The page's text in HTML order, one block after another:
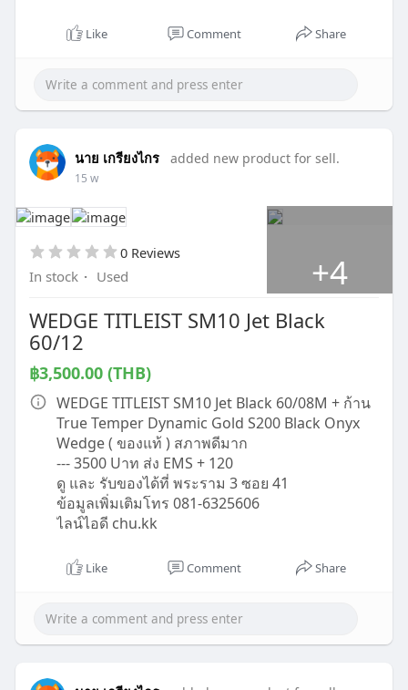
Like Comment Share
นาย เกรียงไกร added new product for sell.
15 w
+4
0 Reviews
In stock · Used
WEDGE TITLEIST SM10 Jet Black
60/12
฿3,500.00 (THB)
WEDGE TITLEIST SM10 Jet Black 60/08M + ก้าน
True Temper Dynamic Gold S200 Black Onyx
Wedge ( ของแท้ ) สภาพดีมาก
--- 3500 Uาท ส่ง EMS + 120
ดู และ รับของได้ที่ พระราม 3 ซอย 41
ข้อมูลเพิ่มเติมโทร 081-6325606
ไลน์ไอดี chu.kk
Like Comment Share